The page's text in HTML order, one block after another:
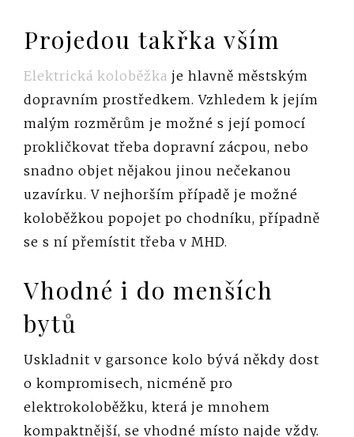
Projedou takřka vším
Elektrická koloběžka je hlavně městským
dopravním prostředkem. Vzhledem k jejím
malým rozměrům je možné s její pomocí
prokličkovat třeba dopravní zácpou, nebo
snadno objet nějakou jinou nečekanou
uzavírku. V nejhorším případě je možné
koloběžkou popojet po chodníku, případně
se s ní přemístit třeba v MHD.
Vhodné i do menších
bytů
Uskladnit v garsonce kolo bývá někdy dost
o kompromisech, nicméně pro
elektrokoloběžku, která je mnohem
kompaktnější, se vhodné místo najde vždy.